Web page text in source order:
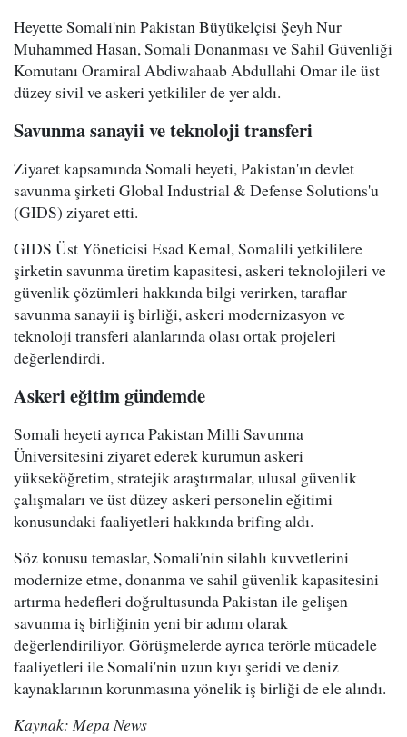
Heyette Somali'nin Pakistan Büyükelçisi Şeyh Nur
Muhammed Hasan, Somali Donanması ve Sahil Güvenliği
Komutanı Oramiral Abdiwahaab Abdullahi Omar ile üst
düzey sivil ve askeri yetkililer de yer aldı.
Savunma sanayii ve teknoloji transferi
Ziyaret kapsamında Somali heyeti, Pakistan'ın devlet
savunma şirketi Global Industrial & Defense Solutions'u
(GIDS) ziyaret etti.
GIDS Üst Yöneticisi Esad Kemal, Somalili yetkililere
şirketin savunma üretim kapasitesi, askeri teknolojileri ve
güvenlik çözümleri hakkında bilgi verirken, taraflar
savunma sanayii iş birliği, askeri modernizasyon ve
teknoloji transferi alanlarında olası ortak projeleri
değerlendirdi.
Askeri eğitim gündemde
Somali heyeti ayrıca Pakistan Milli Savunma
Üniversitesini ziyaret ederek kurumun askeri
yükseköğretim, stratejik araştırmalar, ulusal güvenlik
çalışmaları ve üst düzey askeri personelin eğitimi
konusundaki faaliyetleri hakkında brifing aldı.
Söz konusu temaslar, Somali'nin silahlı kuvvetlerini
modernize etme, donanma ve sahil güvenlik kapasitesini
artırma hedefleri doğrultusunda Pakistan ile gelişen
savunma iş birliğinin yeni bir adımı olarak
değerlendiriliyor. Görüşmelerde ayrıca terörle mücadele
faaliyetleri ile Somali'nin uzun kıyı şeridi ve deniz
kaynaklarının korunmasına yönelik iş birliği de ele alındı.
Kaynak: Mepa News